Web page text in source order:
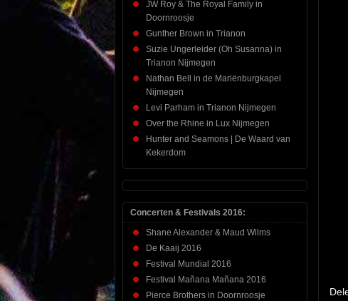
JW Roy & The Royal Family in
Doornroosje
Gunther Brown in Trianon
Suzie Ungerleider (Oh Susanna) in
Trianon Nijmegen
Nathan Bell in de Mariënburgkapel
Nijmegen
Levi Parham in Trianon Nijmegen
Over the Rhine in Lux Nijmegen
Hunter and Seamons | De Waard van
Kekerdom
Concerten & Festivals 2016:
Shane Alexander & Maud Wilms
De Kaaij 2016
Festival Mundial 2016
Festival Mañana Mañana 2016
Pierce Brothers in Doornroosje